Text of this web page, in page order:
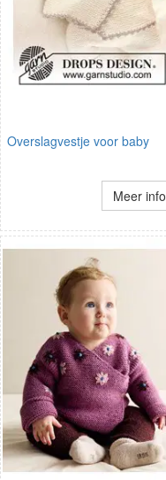
Overslagvestje voor baby
Meer info